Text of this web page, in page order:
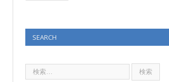
SEARCH